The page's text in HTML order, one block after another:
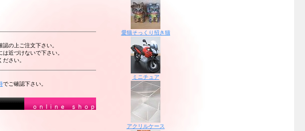
の上ご注文下さい。
近づけないで下さい。
さい。
でご確認下さい。
愛猫そっくり招き猫
ミニチュア
アクリルケース